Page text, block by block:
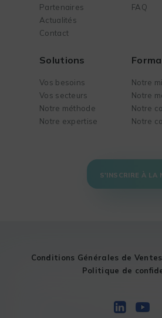
Partenaires
Actualités
Contact
FAQ
Solutions
Vos besoins
Vos secteurs
Notre méthode
Notre expertise
Notre
Notre
Notre
Notre
S'INSCRIRE À LA
Conditions Générales de Ventes
Politique de